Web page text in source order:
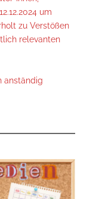
um
zu Verstößen
relevanten
anständig